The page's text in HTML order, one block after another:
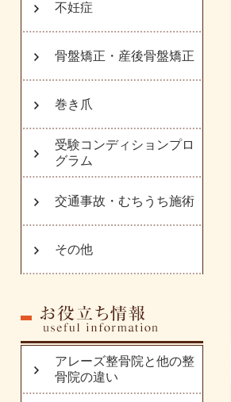
不妊症
骨盤矯正・産後骨盤矯正
巻き爪
受験コンディションプロ
グラム
交通事故・むちうち施術
その他
アレーズ整骨院と他の整
骨院の違い